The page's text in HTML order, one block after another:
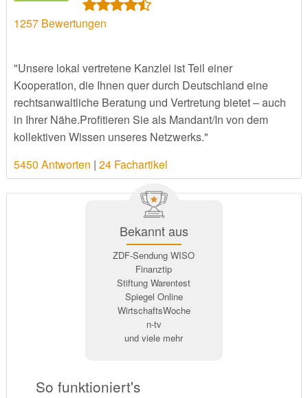
1257Bewertungen
"Unsere lokal vertretene Kanzlei ist Teil einer
Kooperation, die Ihnen quer durch Deutschland eine
rechtsanwaltliche Beratung und Vertretung bietet – auch
in Ihrer Nähe.Profitieren Sie als Mandant/In von dem
kollektiven Wissen unseres Netzwerks."
5450 Antworten | 24 Fachartikel
Bekannt aus
ZDF-Sendung WISO
Finanztip
Stiftung Warentest
Spiegel Online
WirtschaftsWoche
n-tv
und viele mehr
So funktioniert's